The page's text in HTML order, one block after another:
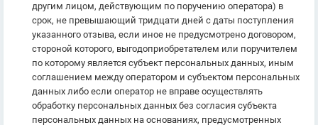
другим лицом, действующим по поручению оператора) в
срок, не превышающий тридцати дней с даты поступления
указанного отзыва, если иное не предусмотрено договором,
стороной которого, выгодоприобретателем или поручителем
по которому является субъект персональных данных, иным
соглашением между оператором и субъектом персональных
данных либо если оператор не вправе осуществлять
обработку персональных данных без согласия субъекта
персональных данных на основаниях, предусмотренных